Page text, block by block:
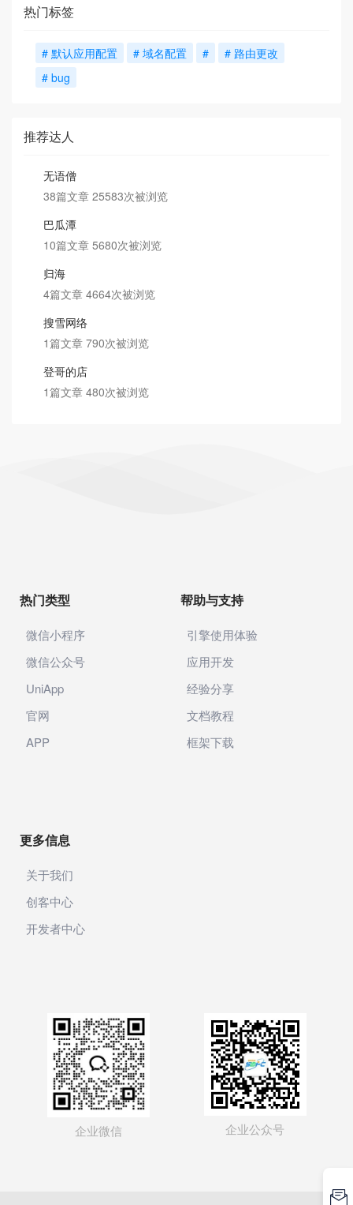
热门标签
# 默认应用配置 # 域名配置 #
# 路由更改
# bug
推荐达人
无语僧
38篇文章 25583次被浏览
巴瓜潭
10篇文章 5680次被浏览
归海
4篇文章 4664次被浏览
搜雪网络
1篇文章 790次被浏览
登哥的店
1篇文章 480次被浏览
热门类型
微信小程序
微信公众号
UniApp
官网
APP
帮助与支持
引擎使用体验
应用开发
经验分享
文档教程
框架下载
更多信息
关于我们
创客中心
开发者中心
企业微信 企业公众号
